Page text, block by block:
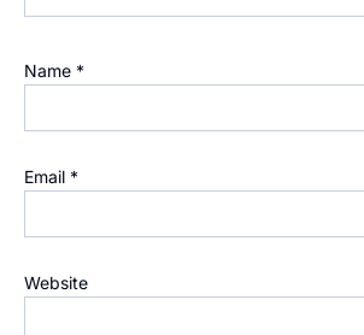
Name *
Email *
Website